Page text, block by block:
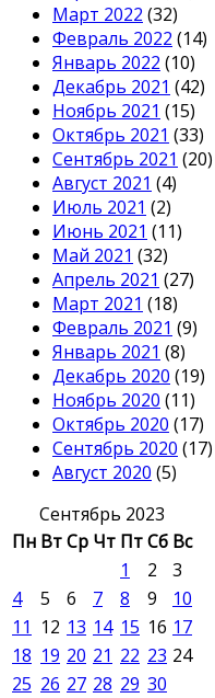
Март 2022 (32)
Февраль 2022 (14)
Январь 2022 (10)
Декабрь 2021 (42)
Ноябрь 2021 (15)
Октябрь 2021 (33)
Сентябрь 2021 (20)
Август 2021 (4)
Июль 2021 (2)
Июнь 2021 (11)
Май 2021 (32)
Апрель 2021 (27)
Март 2021 (18)
Февраль 2021 (9)
Январь 2021 (8)
Декабрь 2020 (19)
Ноябрь 2020 (11)
Октябрь 2020 (17)
Сентябрь 2020 (17)
Август 2020 (5)
Сентябрь 2023
Пн ВтСр Чт ПтСб Вс
1
2
3
4
5 6 7 8 9
10
11 12 13 14 15 16 17
18 19 20 21 22 23 24
25 26 27 28 29 30